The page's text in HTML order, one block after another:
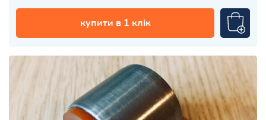
купити в 1 клік